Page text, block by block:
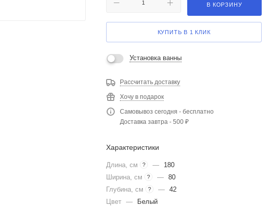
В КОРЗИНУ
КУПИТЬ В 1 КЛИК
Установка ванны
Рассчитать доставку
Хочу в подарок
Самовывоз сегодня - бесплатно
Доставка завтра - 500 ₽
Характеристики
Длина, см ? —
180
Ширина, см
? — 80
Глубина, см
? — 42
Цвет —
Белый